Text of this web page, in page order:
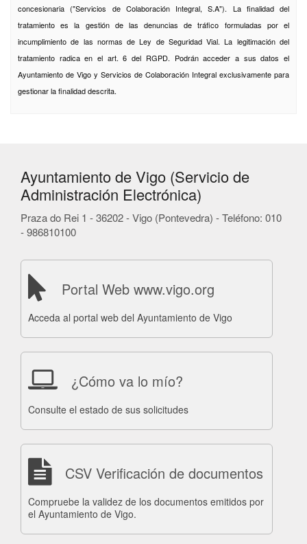
concesionaria ("Servicios de Colaboración Integral, S.A"). La finalidad del
tratamiento es la gestión de las denuncias de tráfico formuladas por el
incumplimiento de las normas de Ley de Seguridad Vial. La legitimación del
tratamiento radica en el art. 6 del RGPD. Podrán acceder a sus datos el
Ayuntamiento de Vigo y Servicios de Colaboración Integral exclusivamente para
gestionar la finalidad descrita.
Ayuntamiento de Vigo (Servicio de
Administración Electrónica)
Praza do Rei 1 - 36202 - Vigo (Pontevedra) - Teléfono: 010
- 986810100
Portal Web www.vigo.org
Acceda al portal web del Ayuntamiento de Vigo
¿Cómo va lo mío?
Consulte el estado de sus solicitudes
CSV Verificación de documentos
Compruebe la validez de los documentos emitidos por
el Ayuntamiento de Vigo.